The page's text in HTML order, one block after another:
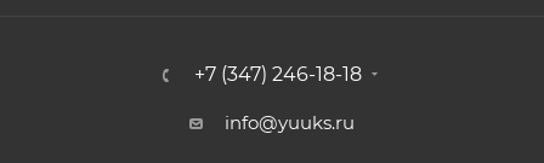
+7 (347) 246-18-18
info@yuuks.ru